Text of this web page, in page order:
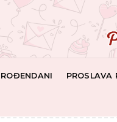
PROSLAVA